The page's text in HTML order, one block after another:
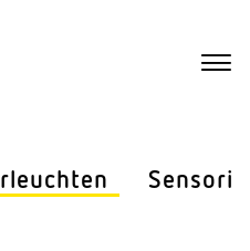
Sensorik